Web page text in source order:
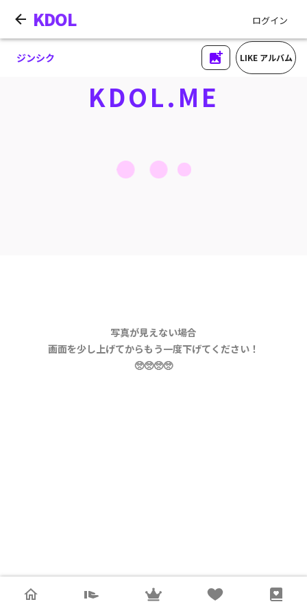
KDOL ログイン
ジンシク LIKE アルバム
KDOL.ME
写真が見えない場合
画面を少し上げてからもう一度下げてください！
🥺🥺🥺🥺